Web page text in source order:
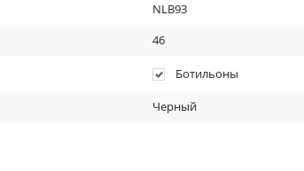
NLB93
46
Ботильоны
Черный